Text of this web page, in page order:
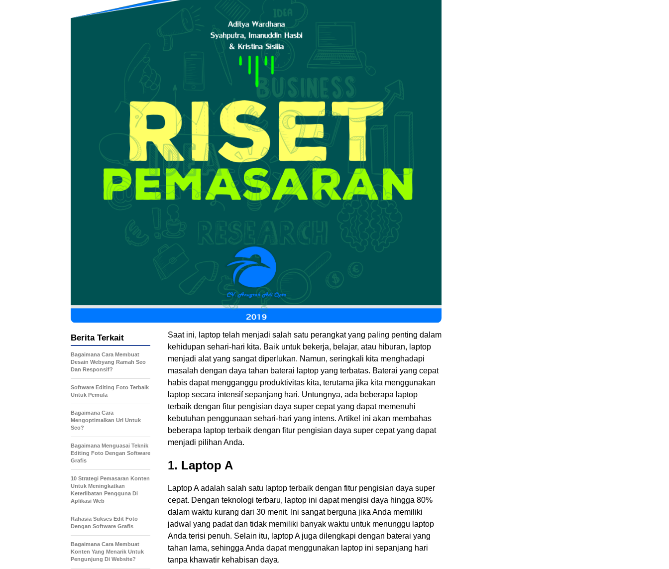
Saat ini, laptop telah menjadi salah satu perangkat yang paling penting dalam
kehidupan sehari-hari kita. Baik untuk bekerja, belajar, atau hiburan, laptop
menjadi alat yang sangat diperlukan. Namun, seringkali kita menghadapi
masalah dengan daya tahan baterai laptop yang terbatas. Baterai yang cepat
habis dapat mengganggu produktivitas kita, terutama jika kita menggunakan
laptop secara intensif sepanjang hari. Untungnya, ada beberapa laptop
terbaik dengan fitur pengisian daya super cepat yang dapat memenuhi
kebutuhan penggunaan sehari-hari yang intens. Artikel ini akan membahas
beberapa laptop terbaik dengan fitur pengisian daya super cepat yang dapat
menjadi pilihan Anda.
1. Laptop A
Laptop A adalah salah satu laptop terbaik dengan fitur pengisian daya super
cepat. Dengan teknologi terbaru, laptop ini dapat mengisi daya hingga 80%
dalam waktu kurang dari 30 menit. Ini sangat berguna jika Anda memiliki
jadwal yang padat dan tidak memiliki banyak waktu untuk menunggu laptop
Anda terisi penuh. Selain itu, laptop A juga dilengkapi dengan baterai yang
tahan lama, sehingga Anda dapat menggunakan laptop ini sepanjang hari
tanpa khawatir kehabisan daya.
Berita Terkait
Bagaimana Cara Membuat
Desain Webyang Ramah Seo
Dan Responsif?
Software Editing Foto Terbaik
Untuk Pemula
Bagaimana Cara
Mengoptimalkan Url Untuk
Seo?
Bagaimana Menguasai Teknik
Editing Foto Dengan Software
Grafis
10 Strategi Pemasaran Konten
Untuk Meningkatkan
Keterlibatan Pengguna Di
Aplikasi Web
Rahasia Sukses Edit Foto
Dengan Software Grafis
Bagaimana Cara Membuat
Konten Yang Menarik Untuk
Pengunjung Di Website?